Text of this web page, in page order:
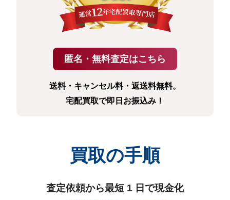
送料・キャンセル料・返送料無料。
宅配買取で即日お振込み！
買取の手順
査定依頼から最短 1 日で現金化